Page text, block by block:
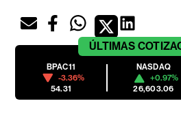
ÚLTIMAS
BPAC11
-3.36%
54.31
NASDAQ
+0.97%
26,603.06